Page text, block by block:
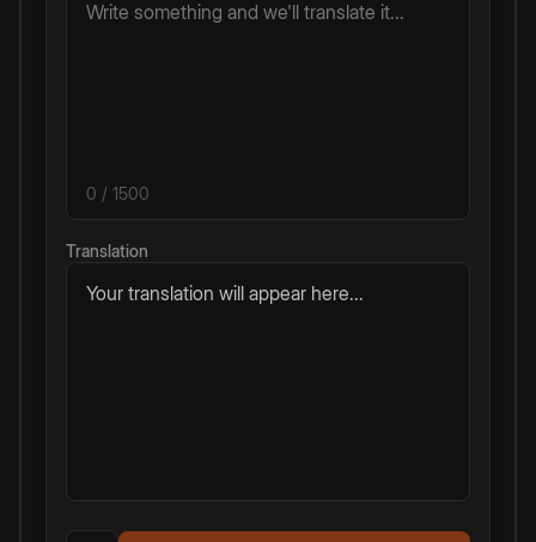
0 / 1500
Translation
Your translation will appear here...